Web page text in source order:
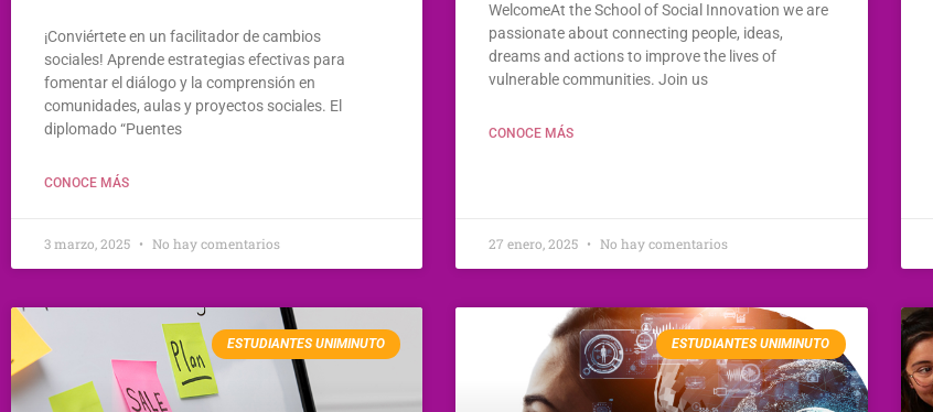
¡Conviértete en un facilitador de cambios
sociales! Aprende estrategias efectivas para
fomentar el diálogo y la comprensión en
comunidades, aulas y proyectos sociales. El
diplomado “Puentes
CONOCE MÁS
3 marzo, 2025 No hay comentarios
WelcomeAt the School of Social Innovation we are
passionate about connecting people, ideas,
dreams and actions to improve the lives of
vulnerable communities. Join us
CONOCE MÁS
27 enero, 2025 No hay comentarios
ESTUDIANTES UNIMINUTO ESTUDIANTES UNIMINUTO